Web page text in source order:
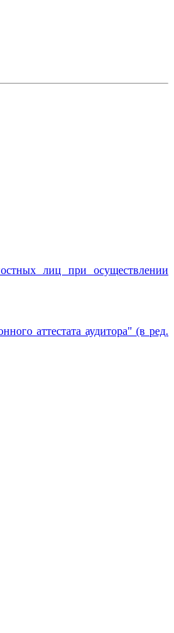
лиц при осуществлении
аттестата аудитора" (в ред.